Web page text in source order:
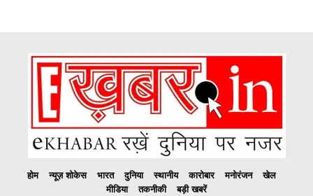
होम न्यूज़ शोकेस भारत दुनिया स्थानीय कारोबार मनोरंजन
खेल
मीडिया
तकनीकी बड़ी खबरें